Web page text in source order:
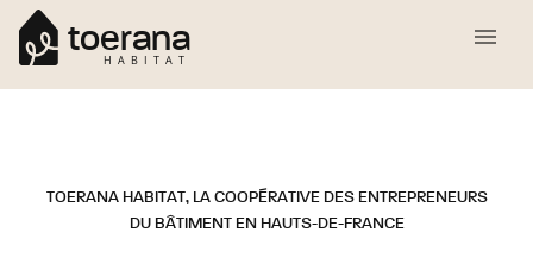
toerana
HABITAT
TOERANA HABITAT, LA COOPÉRATIVE DES ENTREPRENEURS
DU BÂTIMENT EN HAUTS-DE-FRANCE